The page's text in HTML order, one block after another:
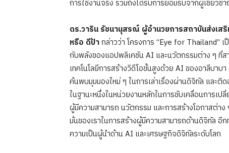
การใช้งานจริง รวมถึงได้รับการยอมรับจากผู้เชี่ยว
ดร.วาริน รัชนานุสรณ์ ผู้อำนวยการสถาบันส่งเส
หรือ ดีป้ากล่าวว่า โครงการ “Eye for Thailand” เ
กับพลังของแอปพลิเคชัน AI และนวัตกรรมต่าง ๆ ที่
เทคโนโลยีการสร้างวิดีโอขั้นสูงด้วย AI ของอาลีบาบา
ค้นพบมุมมองใหม่ ๆ ในการเล่าเรื่องผ่านดิจิทัล และ
ในฐานะหนึ่งในหน่วยงานหลักในการขับเคลื่อนการเป
ผู้มีความสามารถ นวัตกรรม และการสร้างโอกาสต่า
มั่นของเราในการสร้างผู้มีความสามารถด้านดิจิทัล อี
ความเป็นผู้นำด้าน AI และเศรษฐกิจดิจิทัลระดับโลก